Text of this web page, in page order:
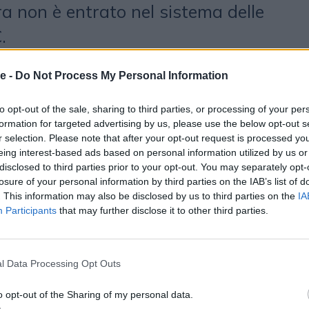
- Do Not Process My Personal Information
opt-out of the sale, sharing to third parties, or processing of your
for targeted advertising by us, please use the below opt-out
selection. Please note that after your opt-out request is processed
interest-based ads based on personal information utilized by us
to third parties prior to your opt-out. You may separately
of your personal information by third parties on the IAB’s list of
This information may also be disclosed by us to third parties on the
Participants that may further disclose it to other third parties.
Data Processing Opt Outs
opt-out of the Sharing of my personal data.
non è entrato nel sistema delle
abbastanza significativi.Anna
diOBE, sottolinea la
un’ampia base di utenti
quest’anno conferma «una
recettiva, coinvolta,
pronta ad accogliere i brand. Ma
sempre più in grado di scegliere e
pena dedicare del tempo»,